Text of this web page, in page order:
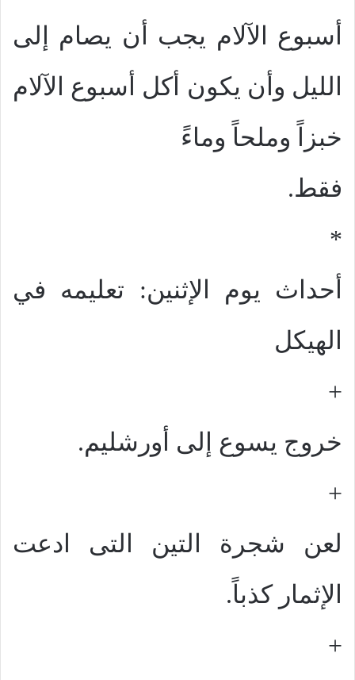
أسبوع الآلام يجب أن يصام إلى
الليل وأن يكون أكل أسبوع الآلام
خبزاً وملحاً وماءً
فقط.
*
أحداث يوم الإثنين: تعليمه في
الهيكل
+
خروج يسوع إلى أورشليم.
+
لعن شجرة التين التى ادعت
الإثمار كذباً.
+